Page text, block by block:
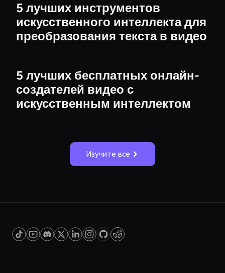
5 лучших инструментов
искусственного интеллекта для
преобразования текста в видео
5 лучших бесплатных онлайн-
создателей видео с
искусственным интеллектом
Изучите все